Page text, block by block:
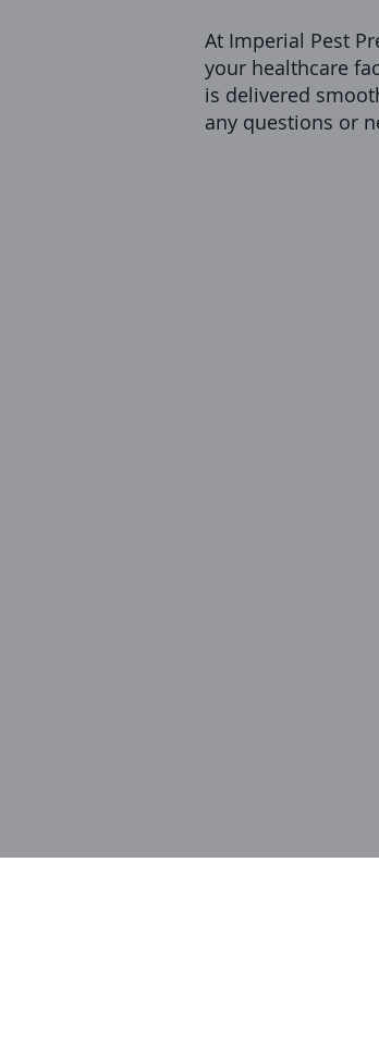
At Imperial Pest
your healthcare
is delivered
any questions or